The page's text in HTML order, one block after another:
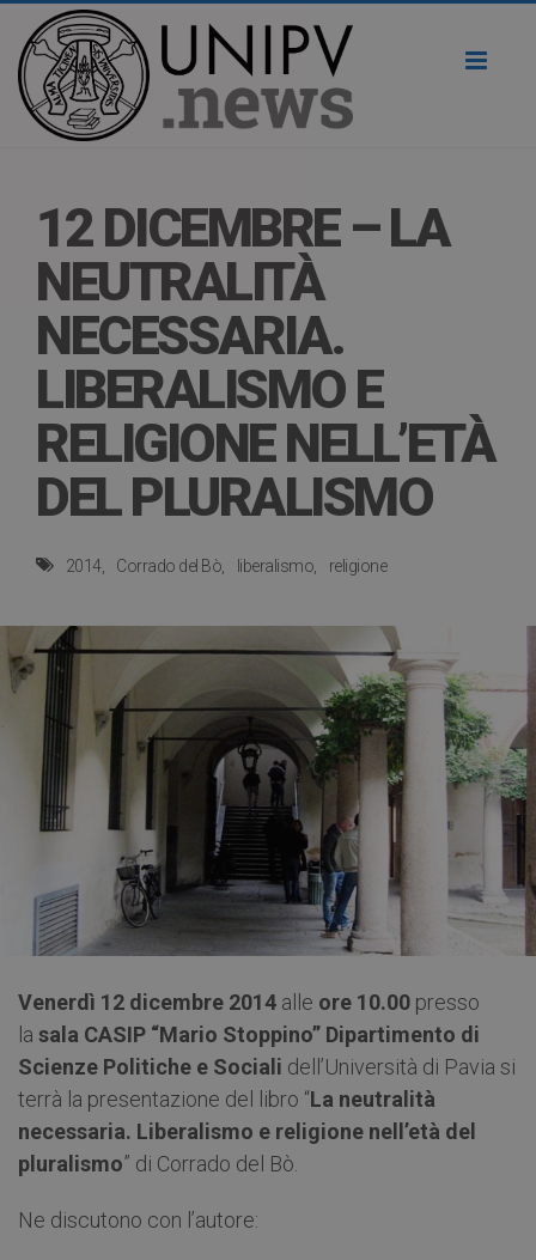
12 DICEMBRE – LA
NEUTRALITÀ
NECESSARIA.
LIBERALISMO E
RELIGIONE NELL’ETÀ
DEL PLURALISMO
2014 Corrado del Bò liberalismo religione
Venerdì 12 dicembre 2014 alle ore 10.00 presso
la sala CASIP “Mario Stoppino” Dipartimento di
Scienze Politiche e Sociali dell’Università di Pavia si
terrà la presentazione del libro “La neutralità
necessaria. Liberalismo e religione nell’età del
pluralismo” di Corrado del Bò.
Ne discutono con l’autore: